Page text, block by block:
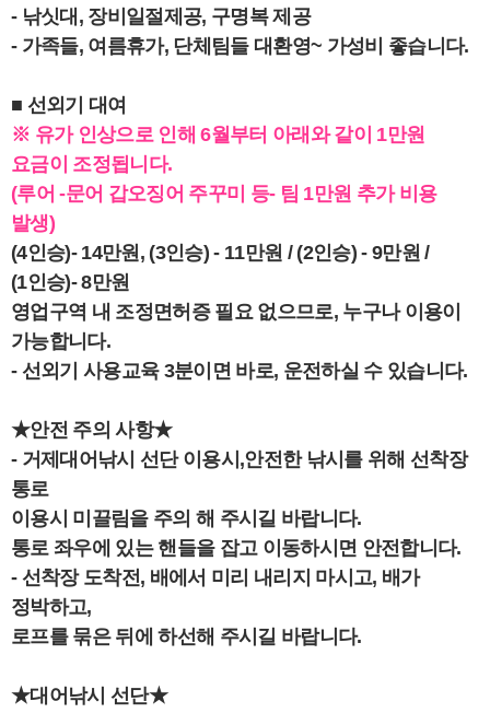
- 낚싯대, 장비일절제공, 구명복 제공
- 가족들, 여름휴가, 단체팀들 대환영~ 가성비 좋습니다.
■ 선외기 대여
※ 유가 인상으로 인해 6월부터 아래와 같이 1만원
요금이 조정됩니다.
(루어 -문어 갑오징어 주꾸미 등- 팀 1만원 추가 비용
발생)
(4인승)- 14만원, (3인승) - 11만원 / (2인승) - 9만원 /
(1인승)- 8만원
영업구역 내 조정면허증 필요 없으므로, 누구나 이용이
가능합니다.
- 선외기 사용교육 3분이면 바로, 운전하실 수 있습니다.
★안전 주의 사항★
- 거제대어낚시 선단 이용시,안전한 낚시를 위해 선착장
통로
이용시 미끌림을 주의 해 주시길 바랍니다.
통로 좌우에 있는 핸들을 잡고 이동하시면 안전합니다.
- 선착장 도착전, 배에서 미리 내리지 마시고, 배가
정박하고,
로프를 묶은 뒤에 하선해 주시길 바랍니다.
★대어낚시 선단★